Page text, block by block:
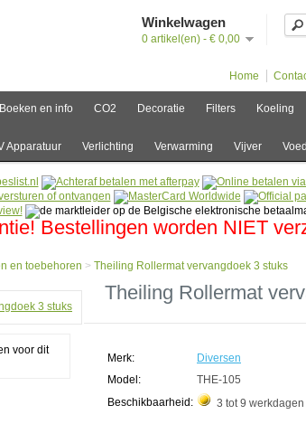
Winkelwagen
0 artikel(en) - € 0,00
Home
Boeken en info CO2 Decoratie Filters Koeling
Apparatuur Verlichting Verwarming Vijver
Bestellingen worden NIET
en toebehoren > Theiling Rollermat vervangdoek 3 stuks
voor dit
Theiling Rollermat
Merk:
Diversen
Model:
THE-105
Beschikbaarheid:
3 tot 9 werkdagen